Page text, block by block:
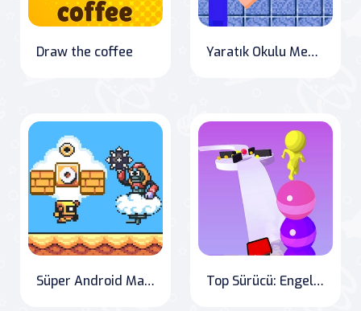
Draw the coffee Yaratık Okulu Meydan Okuması 2
Süper Android Macerası Top Sürücü: Engelleri Aş" Translation: "Stack Rider: Overcoming Obstacles